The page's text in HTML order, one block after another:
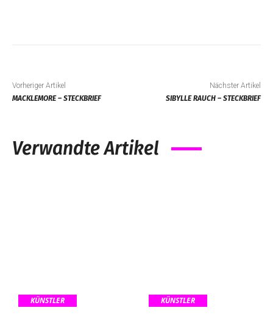
Vorheriger Artikel
MACKLEMORE – STECKBRIEF
Nächster Artikel
SIBYLLE RAUCH – STECKBRIEF
Verwandte Artikel
KÜNSTLER KÜNSTLER